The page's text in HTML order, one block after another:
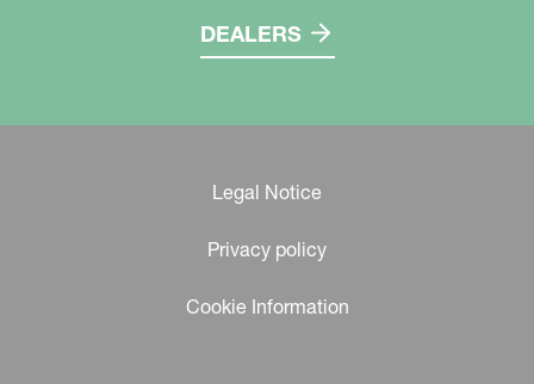
DEALERS
Legal Notice
Privacy policy
Cookie Information